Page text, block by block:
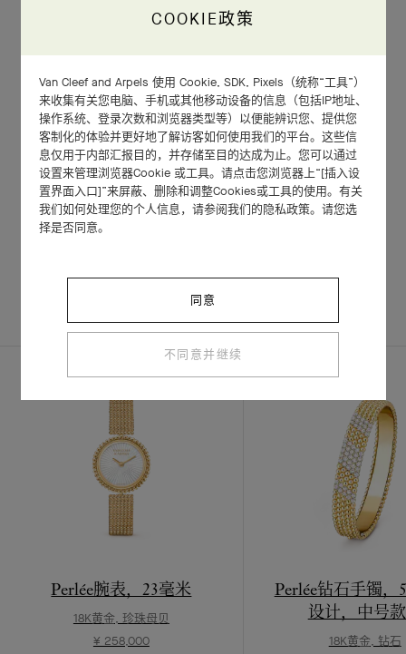
探索其他作品
Perlée腕表，23毫米
18K黄金, 珍珠母贝
¥ 258,000
Perlée钻石手镯，
设计，中号
18K黄金, 钻石
COOKIE政策
Van Cleef and Arpels 使用 Cookie, SDK, Pixels（统称“工具”）
来收集有关您电脑、手机或其他移动设备的信息（包括IP地址、
操作系统、登录次数和浏览器类型等）以便能辨识您、提供您
客制化的体验并更好地了解访客如何使用我们的平台。这些信
息仅用于内部汇报目的，并存储至目的达成为止。您可以通过
设置来管理浏览器Cookie 或工具。请点击您浏览器上“[插入设
置界面入口]”来屏蔽、删除和调整Cookies或工具的使用。有关
我们如何处理您的个人信息，请参阅我们的隐私政策。请您选
择是否同意。
同意
不同意并继续